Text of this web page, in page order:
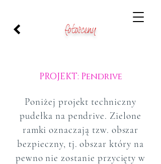
fotosceny
PROJEKT: Pendrive
Poniżej projekt techniczny
pudełka na pendrive. Zielone
ramki oznaczają tzw. obszar
bezpieczny, tj. obszar który na
pewno nie zostanie przycięty w